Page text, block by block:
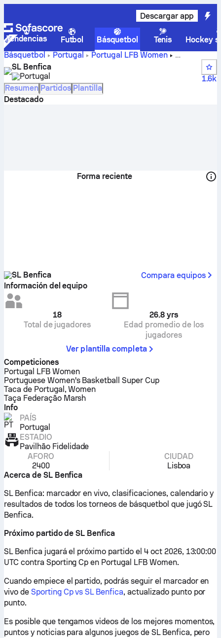
Descargar app
Tendencias Futbol Básquetbol Tenis
Hockey
Básquetbol
Portugal
Portugal LFB Women
Resultados, posiciones, calendario y jugadores de SL
Benfica
SL Benfica
Portugal
1.6k
Resumen Partidos Plantilla
Destacado
Forma reciente
SL Benfica
Compara equipos
Información del equipo
18
Total de jugadores
26.8 yrs
Edad promedio de los
jugadores
Ver plantilla completa
Competiciones
Portugal LFB Women
Portuguese Women's Basketball Super Cup
Taca de Portugal, Women
Taça Federação Marsh
Info
PAÍS
Portugal
ESTADIO
Pavilhão Fidelidade
AFORO
2400
CIUDAD
Lisboa
Acerca de SL Benfica
SL Benfica: marcador en vivo, clasificaciones, calendario y
resultados de todos los torneos de básquetbol que jugó SL
Benfica.
Próximo partido de SL Benfica
SL Benfica jugará el próximo partido el 4 oct 2026, 13:00:00
UTC contra Sporting Cp en Portugal LFB Women.
Cuando empiece el partido, podrás seguir el marcador en
vivo de Sporting Cp vs SL Benfica, actualizado punto por
punto.
Es posible que tengamos videos de los mejores momentos,
puntos y noticias para algunos juegos de SL Benfica, pero